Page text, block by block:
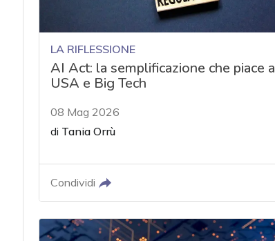
LA RIFLESSIONE
AI Act: la semplificazione che piace a
USA e Big Tech
08 Mag 2026
di Tania Orrù
Condividi